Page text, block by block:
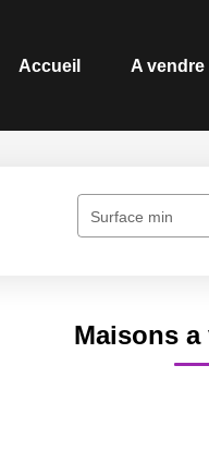
Accueil A vendre
Surface min
Maisons